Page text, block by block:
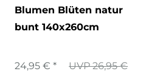
Blumen Blüten natur
bunt 140x260cm
UVP 26,95 €
24,95 € *